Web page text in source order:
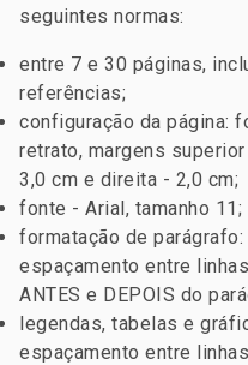
seguintes normas:
entre 7 e 30 páginas,
referências;
configuração da página:
retrato, margens
3,0 cm e direita - 2,0 cm;
fonte - Arial, tamanho 11;
formatação de parágrafo:
espaçamento entre
ANTES e DEPOIS do
legendas, tabelas e
espaçamento entre